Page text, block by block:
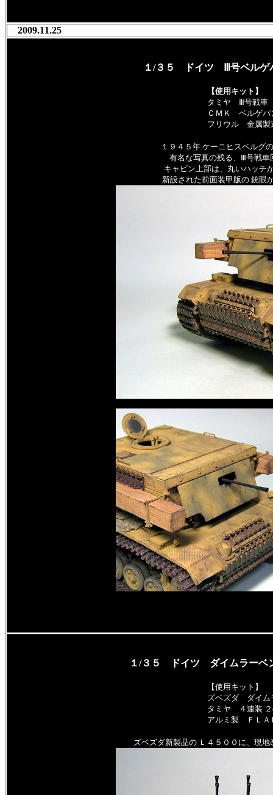
2009.11.25
１/３５ ドイツ Ⅲ号ベルゲ
【使用キット】
タミヤ Ⅲ号戦車
ＣＭＫ ベルゲパ
フリウル 金属製
１９４５年 ケーニヒスベルグ
有名な写真の残る、Ⅲ号戦車
キャビン上部は、丸いハッチ
新設された前面装甲版の 銃眼
１/３５ ドイツ ダイムラーベ
【使用キット】
ズベズダ ダイム
タミヤ ４連装 ２
アルミ製 ＦＬＡ
ズベズダ新製品の Ｌ４５００に、現